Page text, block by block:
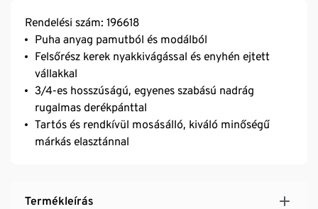
Rendelési szám: 196618
Puha anyag pamutból és modálból
Felsőrész kerek nyakkivágással és enyhén ejtett
vállakkal
3/4-es hosszúságú, egyenes szabású nadrág
rugalmas derékpánttal
Tartós és rendkívül mosásálló, kiváló minőségű
márkás elasztánnal
Termékleírás